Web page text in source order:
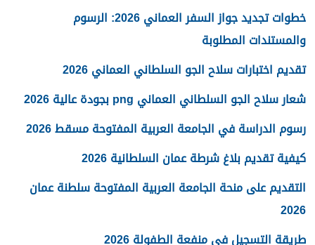
خطوات تجديد جواز السفر العماني 2026: الرسوم
والمستندات المطلوبة
تقديم اختبارات سلاح الجو السلطاني العماني 2026
شعار سلاح الجو السلطاني العماني png بجودة عالية 2026
رسوم الدراسة في الجامعة العربية المفتوحة مسقط 2026
كيفية تقديم بلاغ شرطة عمان السلطانية 2026
التقديم على منحة الجامعة العربية المفتوحة سلطنة عمان
2026
طريقة التسجيل في منفعة الطفولة 2026